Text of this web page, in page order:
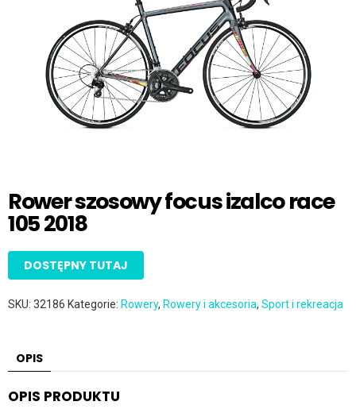
Rower szosowy focus izalco race
105 2018
DOSTĘPNY TUTAJ
SKU: 32186 Kategorie: Rowery, Rowery i akcesoria, Sport i rekreacja
OPIS
OPIS PRODUKTU